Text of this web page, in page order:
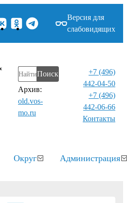
Версия для
слабовидящих
Поиск
Архив:
old.vos-
mo.ru
+7 (496)
442-04-50
+7 (496)
442-06-66
Контакты⁠
Округ Администрация